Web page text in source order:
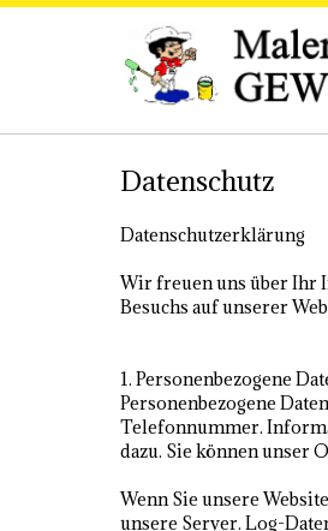
Datenschutz
Datenschutzerklärung
Wir freuen uns über Ihr
Besuchs auf unserer
1. Personenbezogene
Personenbezogene
Telefonnummer.
dazu. Sie können unser
Wenn Sie unsere
unsere Server. Log-